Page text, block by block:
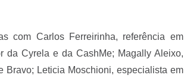
com Carlos Ferreirinha, referência em
da Cyrela e da CashMe; Magally Aleixo,
Bravo; Leticia Moschioni, especialista em